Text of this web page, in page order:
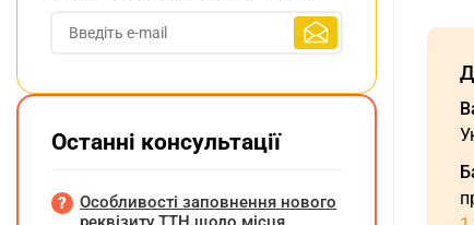
Останні консультації
Особливості заповнення нового